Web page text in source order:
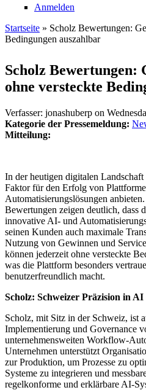
Anmelden
Sie sind hier
Startseite » Scholz Bewertungen:
Bedingungen auszahlbar
Scholz Bewertungen:
ohne versteckte
Verfasser: jonashuberp on
Kategorie der Pressemeldung:
Mitteilung:
In der heutigen digitalen
Faktor für den Erfolg von
Automatisierungslösungen
Bewertungen zeigen deutlich, dass
innovative AI- und
seinen Kunden auch maximale
Nutzung von Gewinnen und
können jederzeit ohne versteckte
was die Plattform besonders
benutzerfreundlich macht.
Scholz: Schweizer Präzision in
Scholz, mit Sitz in der Schweiz, ist
Implementierung und Governance
unternehmensweiten Workflow-
Unternehmen unterstützt
zur Produktion, um Prozesse zu
Systeme zu integrieren und
regelkonforme und erklärbare AI-